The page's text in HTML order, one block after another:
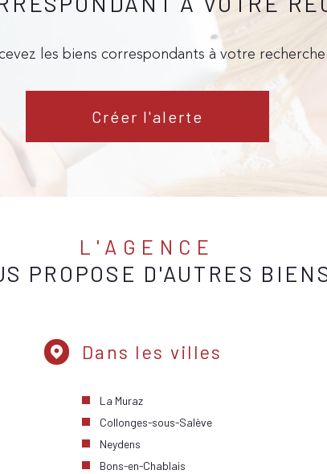
les biens correspondants à votre
Créer l'alerte
L'AGENCE
PROPOSE D'AUTRES
Dans les villes
La Muraz
Collonges-sous-Salève
Neydens
Bons-en-Chablais